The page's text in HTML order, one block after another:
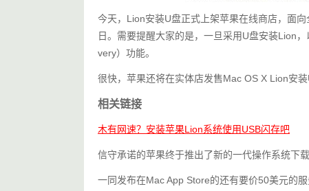
今天，Lion安装U盘正式上架苹果在线商店，面
日。需要提醒大家的是，一旦采用U盘安装Lion
very）功能。
很快，苹果还将在实体店发售Mac OS X Lion安
相关链接
木有网速？安装苹果Lion系统使用USB闪存吧
信守承诺的苹果终于推出了新的一代操作系统下
一同发布在Mac App Store的还有要价50美元的